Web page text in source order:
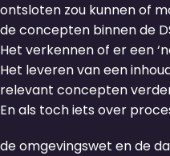
ontsloten zou kunnen of
de concepten binnen de
Het verkennen of er een
Het leveren van een
relevant concepten
En als toch iets over
de omgevingswet en de